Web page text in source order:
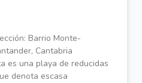
Barrio Monte-
Cantabria
es una playa de reducidas
denota escasa